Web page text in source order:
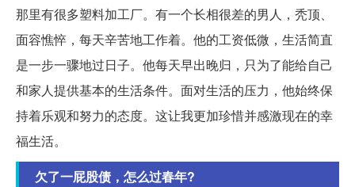
那里有很多塑料加工厂。有一个长相很差的男人，秃顶、
面容憔悴，每天辛苦地工作着。他的工资低微，生活简直
是一步一骤地过日子。他每天早出晚归，只为了能给自己
和家人提供基本的生活条件。面对生活的压力，他始终保
持着乐观和努力的态度。这让我更加珍惜并感激现在的幸
福生活。
欠了一屁股债，怎么过春年?